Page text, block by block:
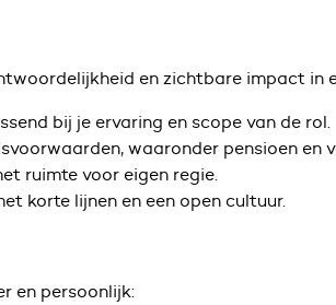
en zichtbare impact in
bij je ervaring en scope van de rol.
waaronder pensioen en
ruimte voor eigen regie.
korte lijnen en een open cultuur.
en persoonlijk: